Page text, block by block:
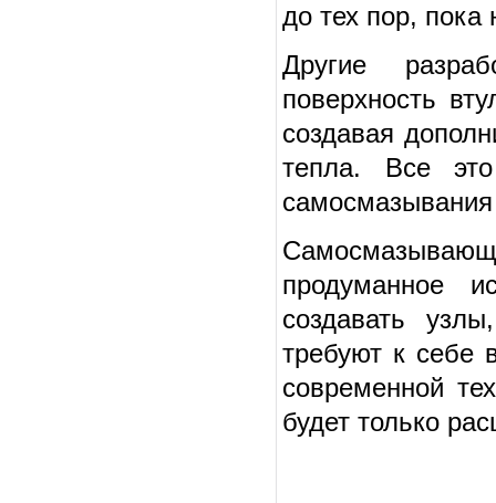
до тех пор, пока
Другие
поверхность
создавая
тепла. Все
продуманное
создавать
требуют к себе
современной
будет только